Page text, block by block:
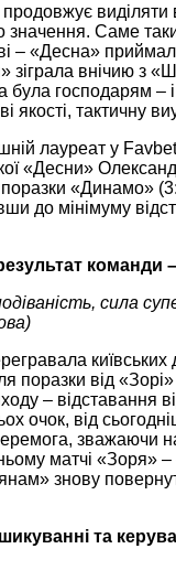
виділяти
значення. Саме
– «Десна»
внічию з
була господарям – і
якості, тактичну
лауреат у Favbet
«Десни»
поразки «Динамо»
до мінімуму
команди
сила
київських
поразки від «Зорі»
– відставання
очок, від
зважаючи
матчі «Зоря»
знову
та